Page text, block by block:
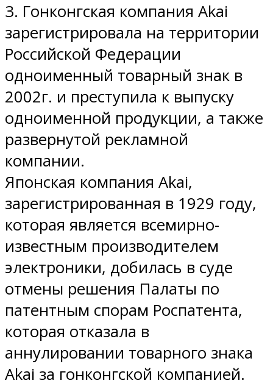
3. Гонконгская компания Akai
зарегистрировала на территории
Российской Федерации
одноименный товарный знак в
2002г. и преступила к выпуску
одноименной продукции, а также
развернутой рекламной
компании.
Японская компания Akai,
зарегистрированная в 1929 году,
которая является всемирно-
известным производителем
электроники, добилась в суде
отмены решения Палаты по
патентным спорам Роспатента,
которая отказала в
аннулировании товарного знака
Akai за гонконгской компанией.